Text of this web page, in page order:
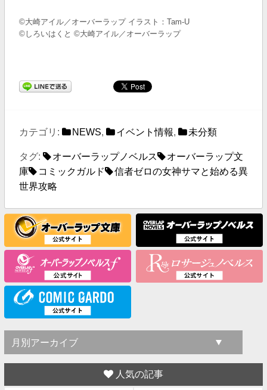
©大崎アイル／オーバーラップ イラスト：Tam-U
©しろいはくと ©大崎アイル／オーバーラップ
カテゴリ: NEWS, イベント情報, 未分類
タグ: オーバーラップノベルス
オーバーラップ文
庫
コミックガルド
信者ゼロの女神サマと始める異
世界攻略
人気の記事